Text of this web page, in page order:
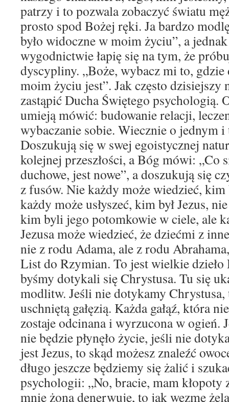
patrzy i to pozwala zobaczyć światu
prosto spod Bożej ręki. Ja bardzo
było widoczne w moim życiu”, a
wygodnictwie łapię się na tym, że
dyscypliny. „Boże, wybacz mi to, gdzie
moim życiu jest”. Jak często dzisiejszy
zastąpić Ducha Świętego psychologią.
umieją mówić: budowanie relacji,
wybaczanie sobie. Wiecznie o jednym
Doszukują się w swej egoistycznej
kolejnej przeszłości, a Bóg mówi: „Co
duchowe, jest nowe”, a doszukują się
z fusów. Nie każdy może wiedzieć, kim
każdy może usłyszeć, kim był Jezus,
kim byli jego potomkowie w ciele, ale
Jezusa może wiedzieć, że dziećmi z
nie z rodu Adama, ale z rodu
List do Rzymian. To jest wielkie dzieło
byśmy dotykali się Chrystusa. Tu się
modlitw. Jeśli nie dotykamy
uschniętą gałęzią. Każda gałąź, która
zostaje odcinana i wyrzucona w ogień.
nie będzie płynęło życie, jeśli nie
jest Jezus, to skąd możesz znaleźć
długo jeszcze będziemy się żalić i
psychologii: „No, bracie, mam kłopoty
mnie żona denerwuje, to jak wezmę